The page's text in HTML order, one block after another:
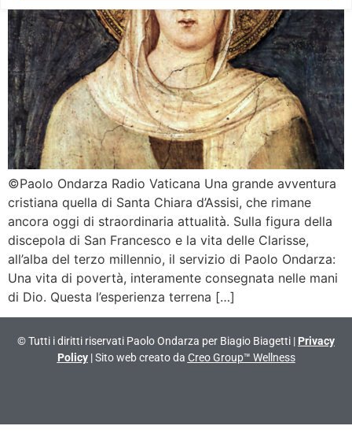
©Paolo Ondarza Radio Vaticana Una grande avventura
cristiana quella di Santa Chiara d’Assisi, che rimane
ancora oggi di straordinaria attualità. Sulla figura della
discepola di San Francesco e la vita delle Clarisse,
all’alba del terzo millennio, il servizio di Paolo Ondarza:
Una vita di povertà, interamente consegnata nelle mani
di Dio. Questa l’esperienza terrena […]
© Tutti i diritti riservati Paolo Ondarza per Biagio Biagetti | Privacy
Policy| Sito web creato da Creo Group™ Wellness